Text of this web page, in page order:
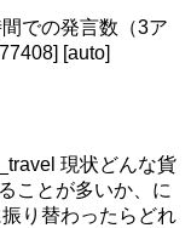
での発言数（3ア
[auto]
現状どんな貨
ことが多いか、に
り替わったらどれ